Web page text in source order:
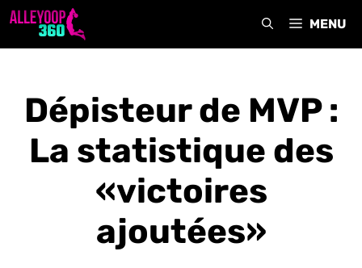
Aller
MENU
Dépisteur de MVP :
La statistique des
«victoires
ajoutées»